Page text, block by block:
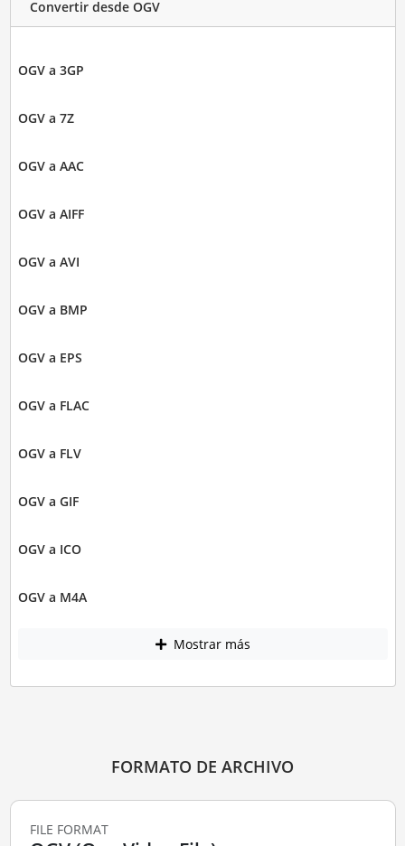
Convertir desde OGV
OGV a 3GP
OGV a 7Z
OGV a AAC
OGV a AIFF
OGV a AVI
OGV a BMP
OGV a EPS
OGV a FLAC
OGV a FLV
OGV a GIF
OGV a ICO
OGV a M4A
Mostrar más
FORMATO DE ARCHIVO
FILE FORMAT